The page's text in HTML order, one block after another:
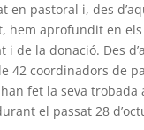
en pastoral i, des
hem aprofundit en
i de la donació. Des
42 coordinadors de
fet la seva trobada
el passat 28